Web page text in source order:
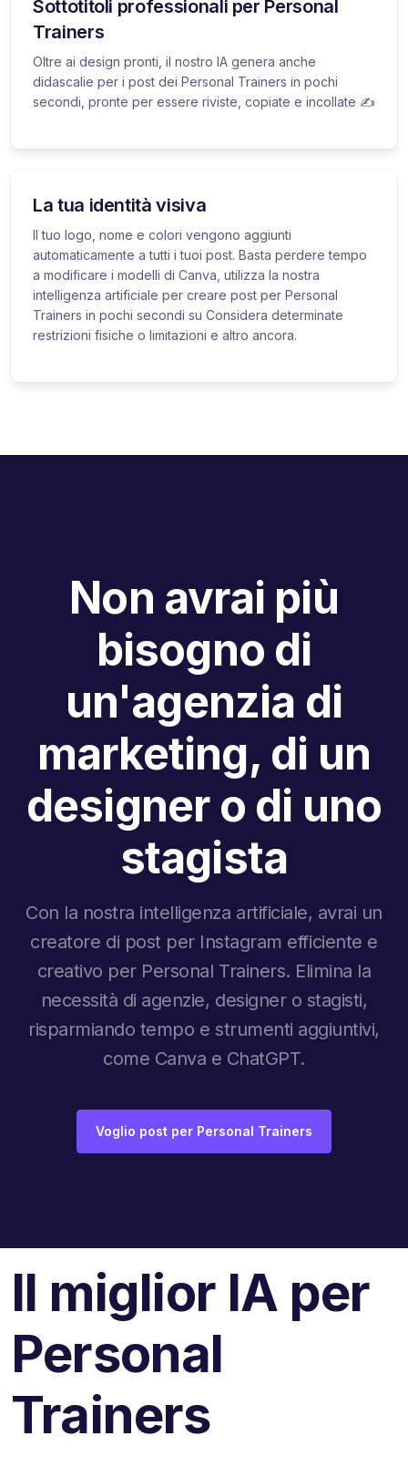
Sottotitoli professionali per Personal
Trainers
Oltre ai design pronti, il nostro IA genera anche
didascalie per i post dei Personal Trainers in pochi
secondi, pronte per essere riviste, copiate e incollate ✍️
La tua identità visiva
Il tuo logo, nome e colori vengono aggiunti
automaticamente a tutti i tuoi post. Basta perdere tempo
a modificare i modelli di Canva, utilizza la nostra
intelligenza artificiale per creare post per Personal
Trainers in pochi secondi su Considera determinate
restrizioni fisiche o limitazioni e altro ancora.
Non avrai più
bisogno di
un'agenzia di
marketing, di un
designer o di uno
stagista
Con la nostra intelligenza artificiale, avrai un
creatore di post per Instagram efficiente e
creativo per Personal Trainers. Elimina la
necessità di agenzie, designer o stagisti,
risparmiando tempo e strumenti aggiuntivi,
come Canva e ChatGPT.
Voglio post per Personal Trainers
Il miglior IA per
Personal
Trainers